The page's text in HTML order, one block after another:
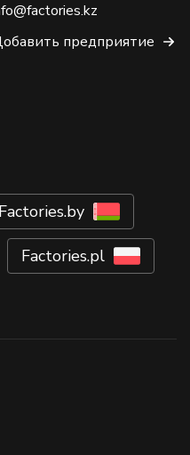
предприятие
Factories.by
Factories.pl